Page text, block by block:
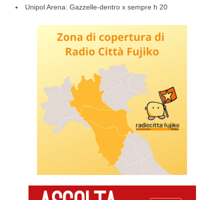
Unipol Arena: Gazzelle-dentro x sempre h 20